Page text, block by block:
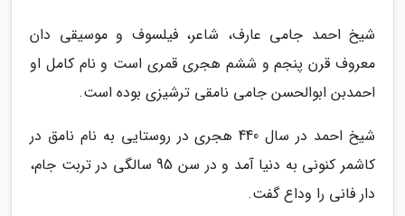
شیخ احمد جامی عارف، شاعر، فیلسوف و موسیقی دان
معروف قرن پنجم و ششم هجری قمری است و نام کامل او
احمدبن ابوالحسن جامی نامقی ترشیزی بوده است.
شیخ احمد در سال 440 هجری در روستایی به نام نامق در
کاشمر کنونی به دنیا آمد و در سن 95 سالگی در تربت جام،
دار فانی را وداع گفت.